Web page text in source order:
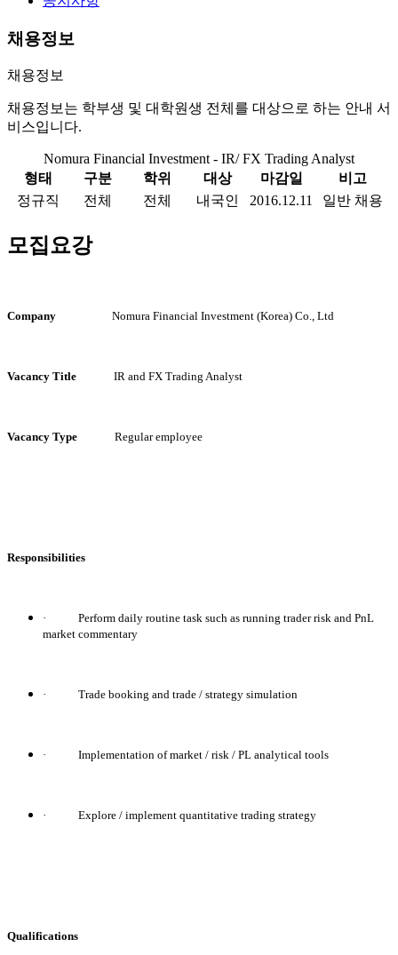
채용정보
채용정보
채용정보는 학부생 및 대학원생 전체를 대상으로 하는 안내 서
비스입니다.
Nomura Financial Investment - IR/ FX Trading Analyst
형태
구분 학위 대상 마감일
비고
정규직
전체 전체 내국인 2016.12.11 일반 채용
모집요강
Company Nomura Financial Investment (Korea) Co., Ltd
Vacancy Title IR and FX Trading Analyst
Vacancy Type Regular employee
Responsibilities
·
Perform daily routine task such as running trader risk and PnL
market commentary
· Trade booking and trade / strategy simulation
· Implementation of market / risk / PL analytical tools
· Explore / implement quantitative trading strategy
Qualifications